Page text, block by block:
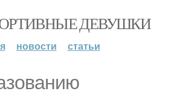
ДЕВУШКИ
новости статьи